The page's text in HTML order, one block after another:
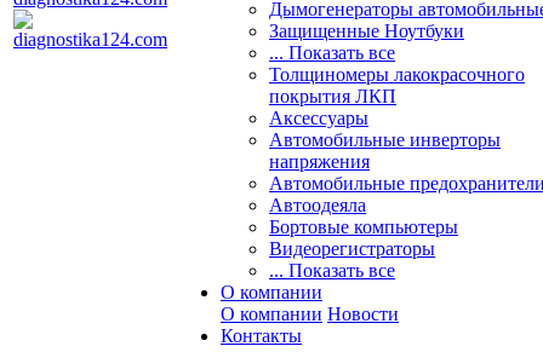
Дымогенераторы
Защищенные Ноутбуки
... Показать все
Толщиномеры лакокрасочного
покрытия ЛКП
Аксессуары
Автомобильные инверторы
напряжения
Автомобильные
Автоодеяла
Бортовые компьютеры
Видеорегистраторы
... Показать все
О компании
О компании Новости
Контакты